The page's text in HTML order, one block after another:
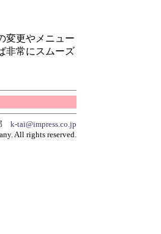
変更やメニュー
非常にスムーズ
k-tai@impress.co.jp
All rights reserved.